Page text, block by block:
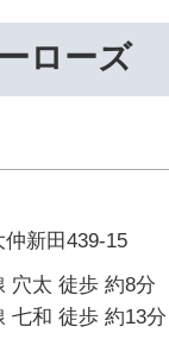
ローズ
新田439-15
穴太 徒歩 約8分
七和 徒歩 約13分